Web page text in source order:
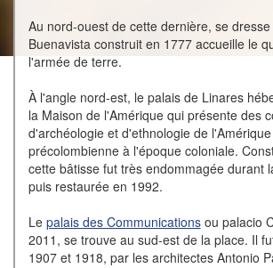
Au nord-ouest de cette dernière, se
Buenavista construit en 1777 accueille le
l'armée de terre.
À l'angle nord-est, le palais de Linares
la Maison de l'Amérique qui présente des
d'archéologie et d'ethnologie de
précolombienne à l'époque coloniale.
cette bâtisse fut très endommagée durant
puis restaurée en 1992.
Le palais des Communicationsou palacio
2011, se trouve au sud-est de la place. Il
1907 et 1918, par les architectes Antonio